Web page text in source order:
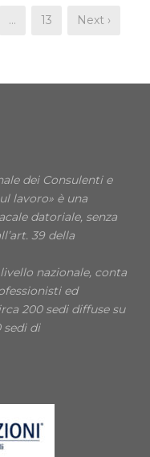
… 13 Next ›
dei Consulenti e
lavoro» è una
datoriale, senza
39 della
nazionale, conta
ed
200 sedi diffuse su
sedi di